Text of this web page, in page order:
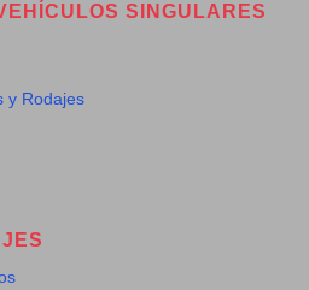
SINGULARES
y Rodajes